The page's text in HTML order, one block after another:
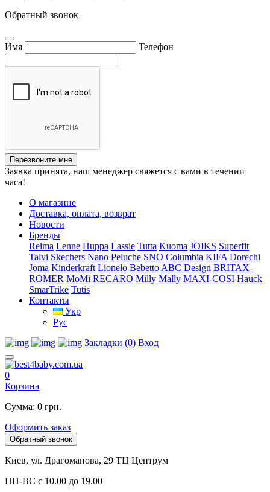
Обратный звонок
Имя Телефон
Перезвоните мне
Заявка принята, наш менеджер свяжется с вами в течении
часа!
О магазине
Доставка, оплата, возврат
Новости
Бренды
Reima Lenne Huppa Lassie Tutta Kuoma JOIKS Superfit
Talvi Skechers Nano Peluche SNO Columbia KIFA Dorechi
Joma Kinderkraft Lionelo Bebetto ABC Design BRITAX-
ROMER MoMi RECARO Milly Mally MAXI-COSI Hauck
SmarTrike Tutis
Контакты
Укр
Рус
Закладки (0) Вход
0
Корзина
Сумма: 0 грн.
Оформить заказ
Обратный звонок
Киев, ул. Драгоманова, 29 ТЦ Центрум
ПН-ВС с 10.00 до 19.00